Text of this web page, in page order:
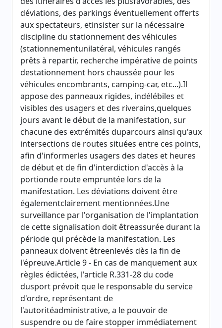
déviations, des parkings éventuellement offerts
aux spectateurs, etinsister sur la nécessaire
discipline du stationnement des véhicules
(stationnementunilatéral, véhicules rangés
prêts à repartir, recherche impérative de points
destationnement hors chaussée pour les
véhicules encombrants, camping-car, etc...).Il
appose des panneaux rigides, indélébiles et
visibles des usagers et des riverains,quelques
jours avant le début de la manifestation, sur
chacune des extrémités duparcours ainsi qu'aux
intersections de routes situées entre ces points,
afin d'informerles usagers des dates et heures
de début et de fin d'interdiction d'accès à la
portionde route empruntée lors de la
manifestation. Les déviations doivent être
égalementclairement mentionnées.Une
surveillance par l'organisation de l'implantation
de cette signalisation doit êtreassurée durant la
période qui précède la manifestation. Les
panneaux doivent êtreenlevés dès la fin de
l'épreuve.Article 9 - En cas de manquement aux
règles édictées, l'article R.331-28 du code
dusport prévoit que le responsable du service
d'ordre, représentant de
l'autoritéadministrative, a le pouvoir de
suspendre ou de faire stopper immédiatement